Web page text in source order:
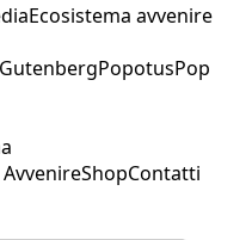
Ecosistema avvenire
GutenbergPopotusPop
ShopContatti